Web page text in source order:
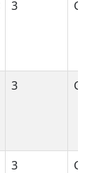
3 G
3 G
3 G